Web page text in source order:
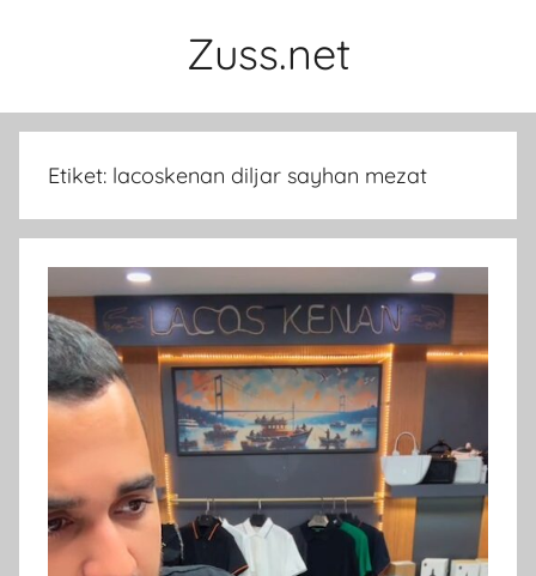
Zuss.net
Etiket: lacoskenan diljar sayhan mezat